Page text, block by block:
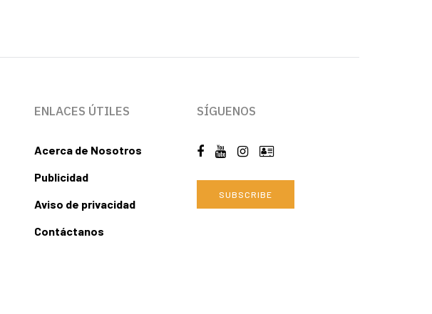
ENLACES ÚTILES
Acerca de Nosotros
Publicidad
Aviso de privacidad
Contáctanos
SÍGUENOS
SUBSCRIBE